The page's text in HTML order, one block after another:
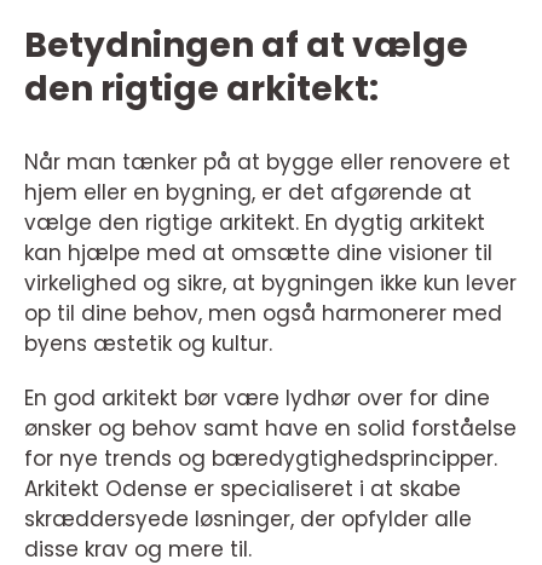
Betydningen af at vælge
den rigtige arkitekt:
Når man tænker på at bygge eller renovere et
hjem eller en bygning, er det afgørende at
vælge den rigtige arkitekt. En dygtig arkitekt
kan hjælpe med at omsætte dine visioner til
virkelighed og sikre, at bygningen ikke kun lever
op til dine behov, men også harmonerer med
byens æstetik og kultur.
En god arkitekt bør være lydhør over for dine
ønsker og behov samt have en solid forståelse
for nye trends og bæredygtighedsprincipper.
Arkitekt Odense er specialiseret i at skabe
skræddersyede løsninger, der opfylder alle
disse krav og mere til.